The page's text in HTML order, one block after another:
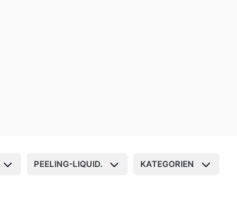
PEELING-LIQUID. KATEGORIEN